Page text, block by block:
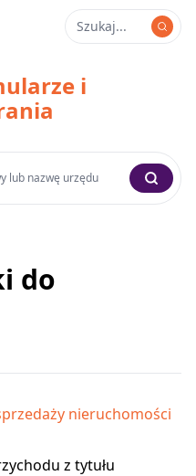
i
do
nieruchomości
z tytułu